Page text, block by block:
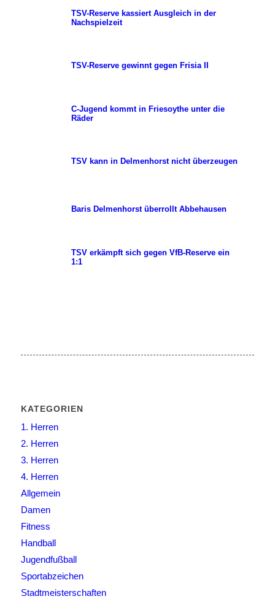
TSV-Reserve kassiert Ausgleich in der
Nachspielzeit
TSV-Reserve gewinnt gegen Frisia II
C-Jugend kommt in Friesoythe unter die
Räder
TSV kann in Delmenhorst nicht überzeugen
Baris Delmenhorst überrollt Abbehausen
TSV erkämpft sich gegen VfB-Reserve ein
1:1
KATEGORIEN
1. Herren
2. Herren
3. Herren
4. Herren
Allgemein
Damen
Fitness
Handball
Jugendfußball
Sportabzeichen
Stadtmeisterschaften